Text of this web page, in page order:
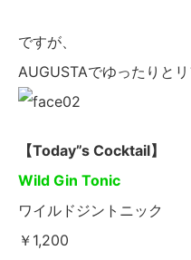
ですが、
AUGUSTAでゆったりと
【Today”s Cocktail】
Wild Gin Tonic
ワイルドジントニック
￥1,200